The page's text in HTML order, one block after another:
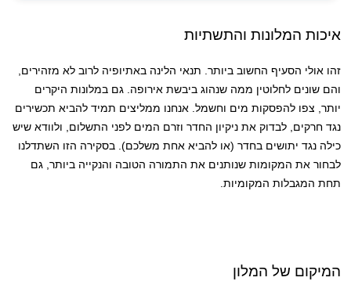
איכות המלונות והתשתיות
זהו אולי הסעיף החשוב ביותר. תנאי הלינה באתיופיה לרוב לא מזהירים,
והם שונים לחלוטין ממה שנהוג ביבשת אירופה. גם במלונות היקרים
יותר, צפו להפסקות מים וחשמל. אנחנו ממליצים תמיד להביא תכשירים
נגד חרקים, לבדוק את ניקיון החדר וזרם המים לפני התשלום, ולוודא שיש
כילה נגד יתושים בחדר (או להביא אחת משלכם). בסקירה הזו השתדלנו
לבחור את המקומות שנותנים את התמורה הטובה והנקייה ביותר, גם
תחת המגבלות המקומיות.
המיקום של המלון